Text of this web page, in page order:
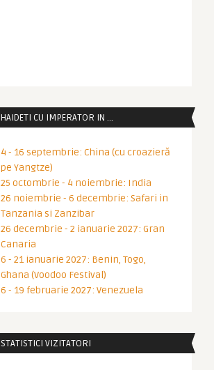
HAIDETI CU IMPERATOR IN …
4 - 16 septembrie: China (cu croazieră
pe Yangtze)
25 octombrie - 4 noiembrie: India
26 noiembrie - 6 decembrie: Safari in
Tanzania si Zanzibar
26 decembrie - 2 ianuarie 2027: Gran
Canaria
6 - 21 ianuarie 2027: Benin, Togo,
Ghana (Voodoo Festival)
6 - 19 februarie 2027: Venezuela
STATISTICI VIZITATORI